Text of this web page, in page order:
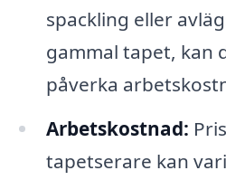
spackling eller
gammal tapet, kan
påverka
Arbetskostnad:
tapetserare kan